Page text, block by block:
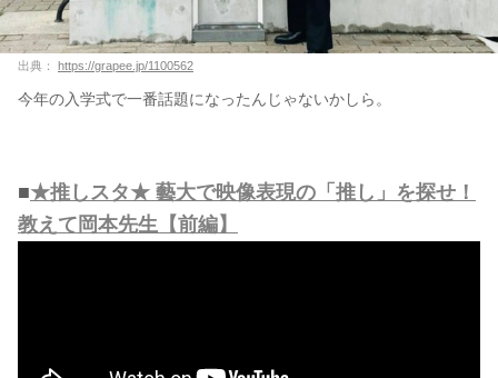
出典： https://grapee.jp/1100562
今年の入学式で一番話題になったんじゃないかしら。
■★推しスタ★ 藝大で映像表現の「推し」を探せ！
教えて岡本先生【前編】